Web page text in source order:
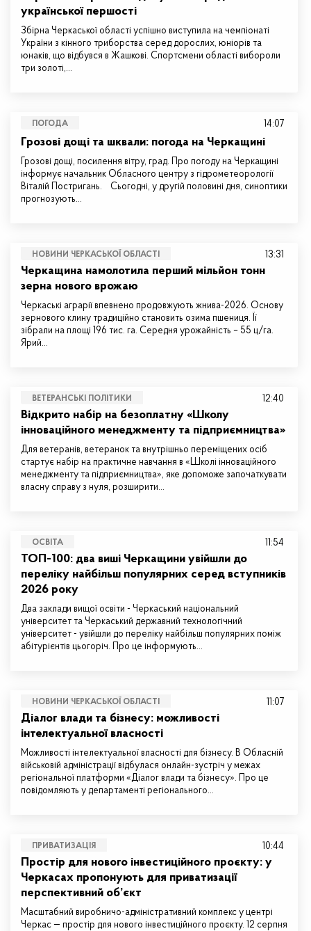
української першості
Збірна Черкаської області успішно виступила на чемпіонаті
України з кінного триборства серед дорослих, юніорів та
юнаків, що відбувся в Жашкові. Спортсмени області вибороли
три золоті,…
ПОГОДА
Грозові дощі та шквали: погода на Черкащині
Грозові дощі, посилення вітру, град. Про погоду на Черкащині
інформує начальник Обласного центру з гідрометеорології
Віталій Постригань. Сьогодні, у другій половині дня, синоптики
прогнозують…
14:07
НОВИНИ ЧЕРКАСЬКОЇ ОБЛАСТІ
Черкащина намолотила перший мільйон тонн
зерна нового врожаю
Черкаські аграрії впевнено продовжують жнива-2026. Основу
зернового клину традиційно становить озима пшениця. Її
зібрали на площі 196 тис. га. Середня урожайність – 55 ц/га.
Ярий…
13:31
ВЕТЕРАНСЬКІ ПОЛІТИКИ
Відкрито набір на безоплатну «Школу
інноваційного менеджменту та підприємництва»
Для ветеранів, ветеранок та внутрішньо переміщених осіб
стартує набір на практичне навчання в «Школі інноваційного
менеджменту та підприємництва», яке допоможе започаткувати
власну справу з нуля, розширити…
12:40
ОСВІТА
ТОП-100: два виші Черкащини увійшли до
переліку найбільш популярних серед вступників
2026 року
Два заклади вищої освіти - Черкаський національний
університет та Черкаський державний технологічний
університет - увійшли до переліку найбільш популярних поміж
абітурієнтів цьогоріч. Про це інформують…
11:54
НОВИНИ ЧЕРКАСЬКОЇ ОБЛАСТІ
Діалог влади та бізнесу: можливості
інтелектуальної власності
Можливості інтелектуальної власності для бізнесу. В Обласній
військовій адміністрації відбулася онлайн-зустріч у межах
регіональної платформи «Діалог влади та бізнесу». Про це
повідомляють у департаменті регіонального…
11:07
ПРИВАТИЗАЦІЯ
Простір для нового інвестиційного проєкту: у
Черкасах пропонують для приватизації
перспективний об’єкт
Масштабний виробничо-адміністративний комплекс у центрі
Черкас — простір для нового інвестиційного проєкту. 12 серпня
10:44